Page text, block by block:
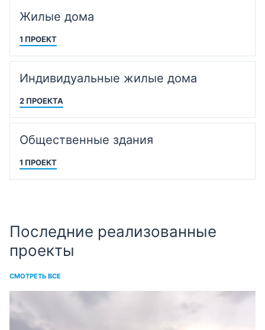
Жилые дома
1 ПРОЕКТ
Индивидуальные жилые дома
2 ПРОЕКТА
Общественные здания
1 ПРОЕКТ
Последние реализованные
проекты
СМОТРЕТЬ ВСЕ